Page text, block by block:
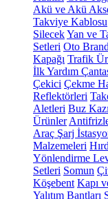
Akü ve Akü
Takviye Kablosu
SilecekYan ve
Setleri Oto
Kapağı Trafik
İlk Yardım
Çekici Çekme
Reflektörleri
Aletleri Buz
Ürünler
Araç Şarj
Malzemeleri
Yönlendirme
Setleri Somun
Köşebent Kapı
Yalıtım Bantları